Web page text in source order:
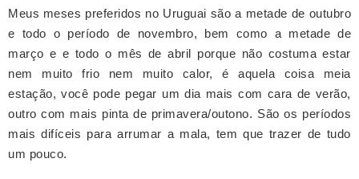
Meus meses preferidos no Uruguai são a metade de outubro
e todo o período de novembro, bem como a metade de
março e e todo o mês de abril porque não costuma estar
nem muito frio nem muito calor, é aquela coisa meia
estação, você pode pegar um dia mais com cara de verão,
outro com mais pinta de primavera/outono. São os períodos
mais difíceis para arrumar a mala, tem que trazer de tudo
um pouco.